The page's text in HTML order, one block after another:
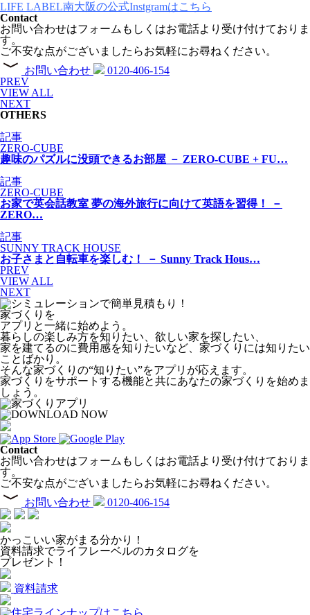
LIFE LABEL南大阪の公式Instgramはこちら
Contact
お問い合わせはフォームもしくはお電話より受け付けておりま
す。
ご不安な点がございましたらお気軽にお尋ねください。
お問い合わせ
0120-406-154
PREV
VIEW ALL
NEXT
OTHERS
記事
ZERO-CUBE
趣味のパズルに没頭できるお部屋 － ZERO-CUBE + FU…
記事
ZERO-CUBE
お家で英会話教室 夢の海外旅行に向けて英語を習得！ －
ZERO…
記事
SUNNY TRACK HOUSE
お子さまと自転車を楽しむ！ － Sunny Track Hous…
PREV
VIEW ALL
NEXT
家づくりを
アプリと一緒に始めよう。
暮らしの楽しみ方を知りたい、欲しい家を探したい、
家を建てるのに費用感を知りたいなど、家づくりには知りたい
ことばかり。
そんな家づくりの“知りたい”をアプリが応えます。
家づくりをサポートする機能と共にあなたの家づくりを始めま
しょう。
Contact
お問い合わせはフォームもしくはお電話より受け付けておりま
す。
ご不安な点がございましたらお気軽にお尋ねください。
お問い合わせ
0120-406-154
かっこいい家がまる分かり！
資料請求でライフレーベルのカタログを
プレゼント！
資料請求